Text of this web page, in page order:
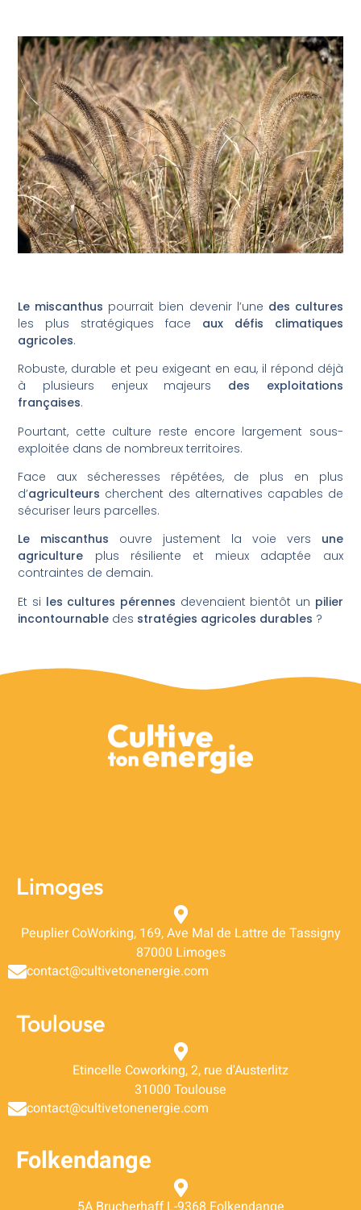
Le miscanthus pourrait bien devenir l’une des cultures
les plus stratégiques face aux défis climatiques
agricoles.
Robuste, durable et peu exigeant en eau, il répond déjà
à plusieurs enjeux majeurs des exploitations
françaises.
Pourtant, cette culture reste encore largement sous-
exploitée dans de nombreux territoires.
Face aux sécheresses répétées, de plus en plus
d’agriculteurs cherchent des alternatives capables de
sécuriser leurs parcelles.
Le miscanthus ouvre justement la voie vers une
agriculture plus résiliente et mieux adaptée aux
contraintes de demain.
Et si les cultures pérennes devenaient bientôt un pilier
incontournable des stratégies agricoles durables ?
Limoges
Peuplier CoWorking, 169, Ave Mal de Lattre de Tassigny
87000 Limoges
contact@cultivetonenergie.com
Toulouse
Etincelle Coworking, 2, rue d'Austerlitz
31000 Toulouse
contact@cultivetonenergie.com
Folkendange